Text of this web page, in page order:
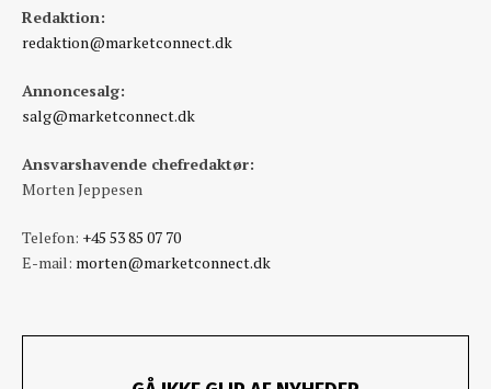
Redaktion:
redaktion@marketconnect.dk
Annoncesalg:
salg@marketconnect.dk
Ansvarshavende chefredaktør:
Morten Jeppesen
Telefon: +45 53 85 07 70
E-mail: morten@marketconnect.dk